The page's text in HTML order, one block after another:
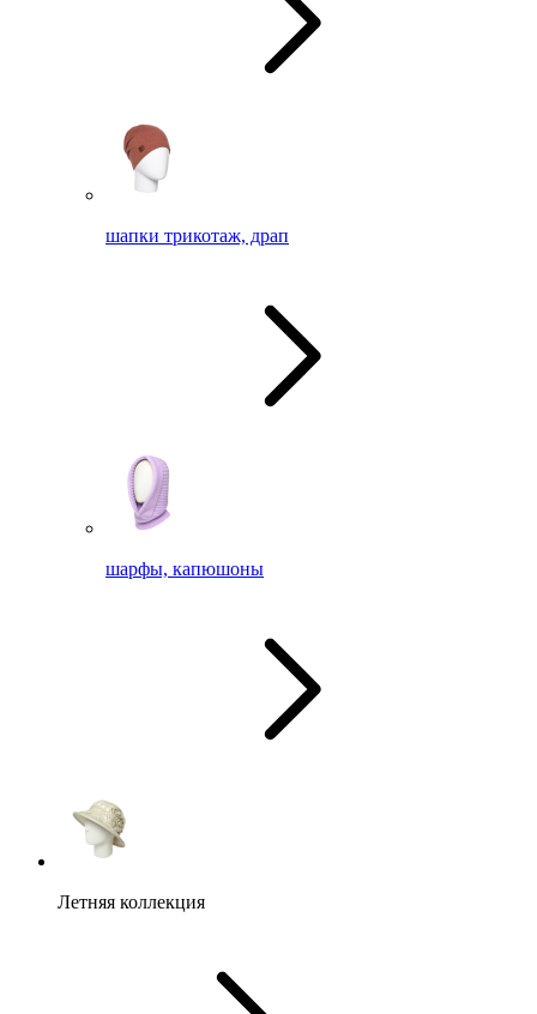
шапки трикотаж, драп
шарфы, капюшоны
Летняя коллекция